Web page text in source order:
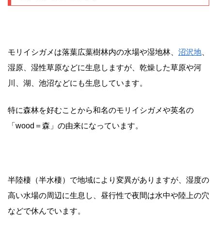
モリイシガメは落葉広葉樹林内の水場や湿地林、 沼沢地
湿原、湿性草原などに生息しますが、乾燥した草原や河
川、湖、池沼などにも生息しています。
特に森林を好むことから和名のモリイシガメや英名の
「wood＝森」の由来になっています。
半陸棲（半水棲）で地域により変異がありますが、湿度の
高い水場の周辺に生息し、昼行性で夜間は水中や陸上の穴
などで休んでいます。